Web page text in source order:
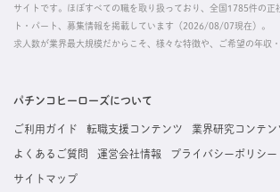
サイトです。ほぼすべての職を取り扱っており、全国1785件の正
ト・パート、募集情報を掲載しています（2026/08/07現在）。
求人数が業界最大規模だからこそ、様々な特徴や、ご希望の年収
掲載している求人は、すべて契約法人様から寄せられた正規の求
た内容はすぐに直接事業所に届くためスムーズに転職・復職できま
パチンコヒーローズについて
ご利用ガイド 転職支援コンテンツ 業界研究コンテン
よくあるご質問 運営会社情報 プライバシーポリシー
サイトマップ